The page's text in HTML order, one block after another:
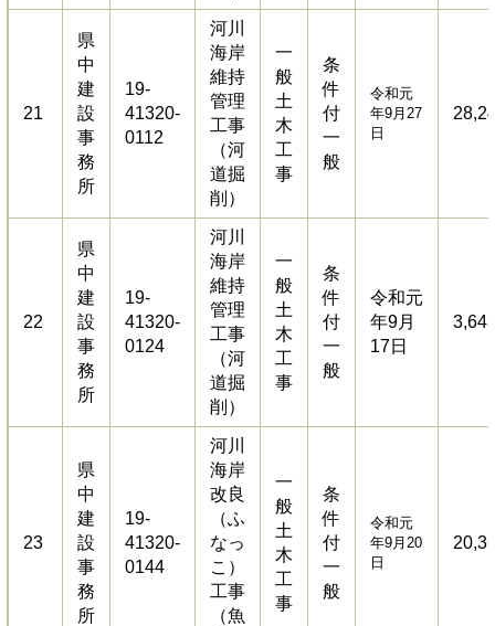
21
県
中
建
設
事
務
所
19-
41320-
0112
河川
海岸
維持
管理
工事
（河
道掘
削）
一
般
土
木
工
事
条
件
付
一
般
令和元
年9月27
日
22
県
中
建
設
事
務
所
19-
41320-
0124
河川
海岸
維持
管理
工事
（河
道掘
削）
一
般
土
木
工
事
条
件
付
一
般
令和元
年9月
17日
23
県
中
建
設
事
務
所
19-
41320-
0144
河川
海岸
改良
（ふ
なっ
こ）
工事
（魚
一
般
土
木
工
事
条
件
付
一
般
令和元
年9月20
日